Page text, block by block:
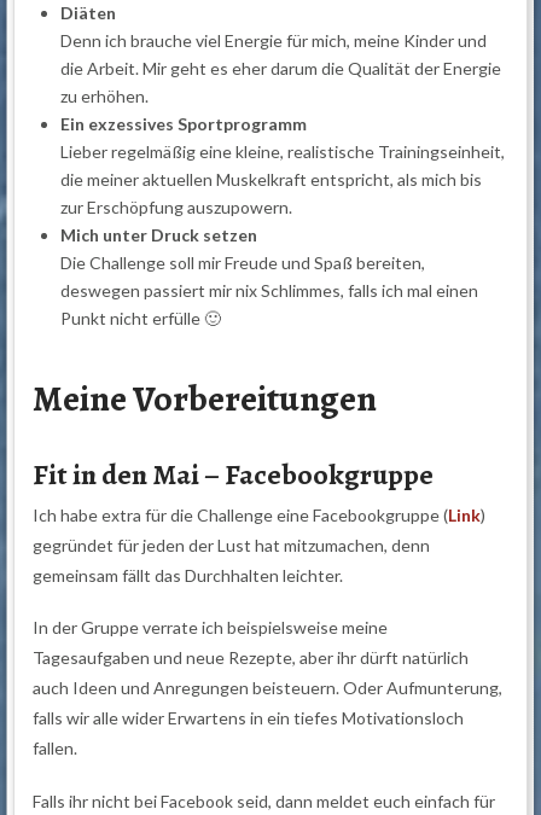
Diäten
Denn ich brauche viel Energie für mich, meine Kinder und
die Arbeit. Mir geht es eher darum die Qualität der Energie
zu erhöhen.
Ein exzessives Sportprogramm
Lieber regelmäßig eine kleine, realistische Trainingseinheit,
die meiner aktuellen Muskelkraft entspricht, als mich bis
zur Erschöpfung auszupowern.
Mich unter Druck setzen
Die Challenge soll mir Freude und Spaß bereiten,
deswegen passiert mir nix Schlimmes, falls ich mal einen
Punkt nicht erfülle 🙂
Meine Vorbereitungen
Fit in den Mai – Facebookgruppe
Ich habe extra für die Challenge eine Facebookgruppe (Link)
gegründet für jeden der Lust hat mitzumachen, denn
gemeinsam fällt das Durchhalten leichter.
In der Gruppe verrate ich beispielsweise meine
Tagesaufgaben und neue Rezepte, aber ihr dürft natürlich
auch Ideen und Anregungen beisteuern. Oder Aufmunterung,
falls wir alle wider Erwartens in ein tiefes Motivationsloch
fallen.
Falls ihr nicht bei Facebook seid, dann meldet euch einfach für